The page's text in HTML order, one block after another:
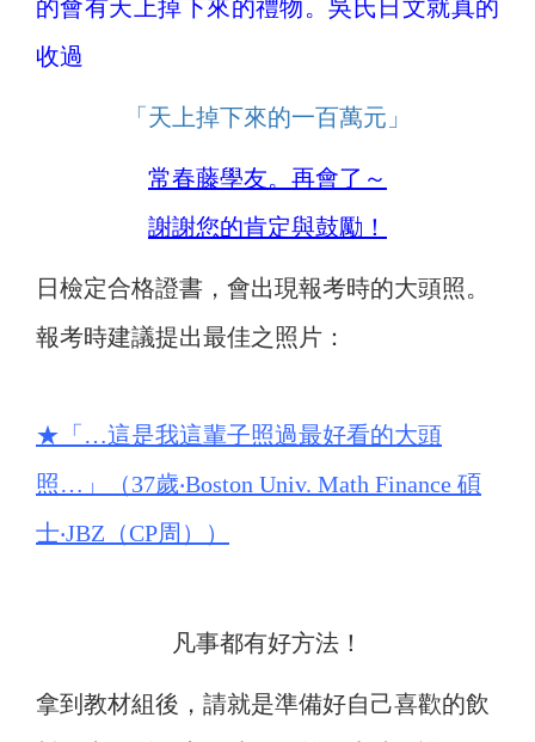
的會有天上掉下來的禮物。吳氏日文就真的
收過
「天上掉下來的一百萬元」
常春藤學友。再會了～
謝謝您的肯定與鼓勵！
日檢定合格證書，會出現報考時的大頭照。
報考時建議提出最佳之照片：
★ 「…這是我這輩子照過最好看的大頭
照…」（37歲‧Boston Univ. Math Finance 碩
士‧JBZ（CP周））
凡事都有好方法！
拿到教材組後，請就是準備好自己喜歡的飲